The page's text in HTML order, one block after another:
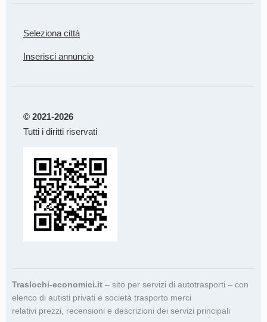
Seleziona città
Inserisci annuncio
© 2021-2026
Tutti i diritti riservati
Traslochi-economici.it – sito per servizi di autotrasporti – con
elenco di autisti privati e società trasporto merci
relativi prezzi, recensioni e descrizioni dei servizi principali